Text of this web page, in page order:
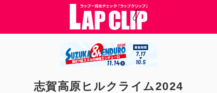
志賀高原ヒルクライム2024